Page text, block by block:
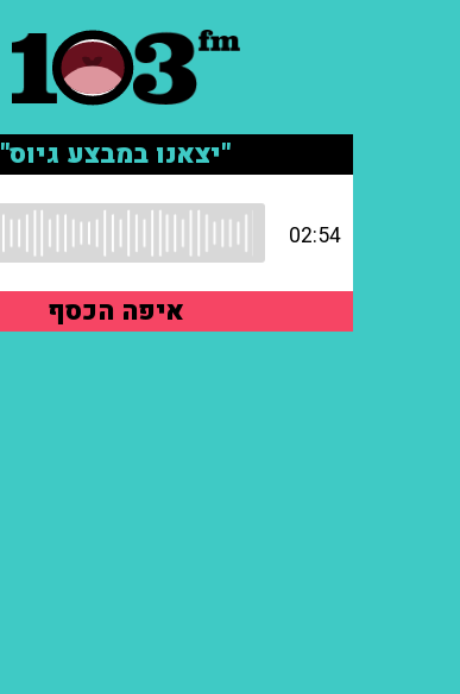
"יצאנו במבצע גיוס"
02:54
איפה הכסף